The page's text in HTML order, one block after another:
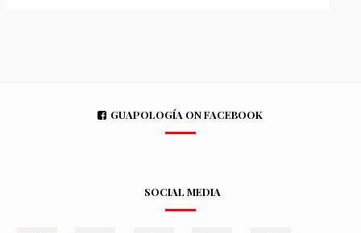
GUAPOLOGÍA ON FACEBOOK
SOCIAL MEDIA